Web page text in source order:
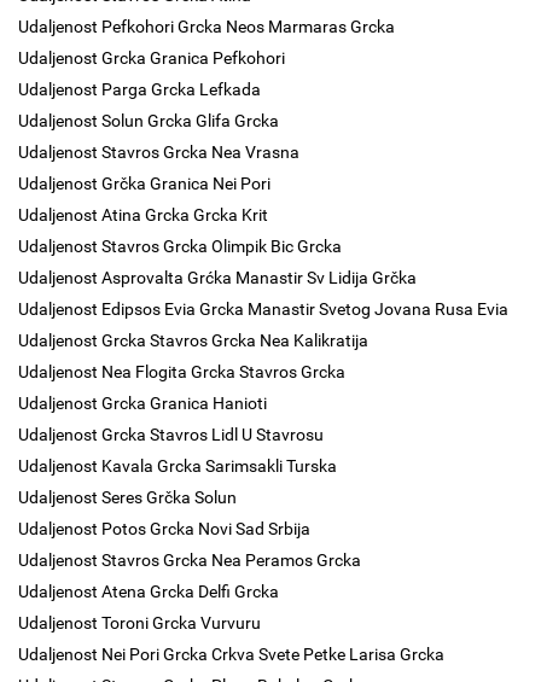
Udaljenost Pefkohori Grcka Neos Marmaras Grcka
Udaljenost Grcka Granica Pefkohori
Udaljenost Parga Grcka Lefkada
Udaljenost Solun Grcka Glifa Grcka
Udaljenost Stavros Grcka Nea Vrasna
Udaljenost Grčka Granica Nei Pori
Udaljenost Atina Grcka Grcka Krit
Udaljenost Stavros Grcka Olimpik Bic Grcka
Udaljenost Asprovalta Grćka Manastir Sv Lidija Grčka
Udaljenost Edipsos Evia Grcka Manastir Svetog Jovana Rusa Evia
Udaljenost Grcka Stavros Grcka Nea Kalikratija
Udaljenost Nea Flogita Grcka Stavros Grcka
Udaljenost Grcka Granica Hanioti
Udaljenost Grcka Stavros Lidl U Stavrosu
Udaljenost Kavala Grcka Sarimsakli Turska
Udaljenost Seres Grčka Solun
Udaljenost Potos Grcka Novi Sad Srbija
Udaljenost Stavros Grcka Nea Peramos Grcka
Udaljenost Atena Grcka Delfi Grcka
Udaljenost Toroni Grcka Vurvuru
Udaljenost Nei Pori Grcka Crkva Svete Petke Larisa Grcka